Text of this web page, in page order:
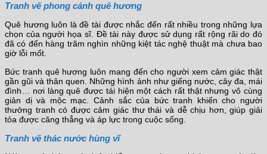
Tranh vẽ phong cảnh quê hương
Quê hương luôn là đề tài được nhắc đến rất nhiều trong những lựa
chọn của người họa sĩ. Đề tài này được sử dụng rất rộng rãi do đó
đã có đến hàng trăm nghìn những kiệt tác nghệ thuật mà chưa bao
giờ lỗi mốt.
Bức tranh quê hương luôn mang đến cho người xem cảm giác thật
gần gũi và thân quen. Những hình ảnh như giếng nước, cây đa, mái
đình… nơi làng quê được tái hiện một cách rất thật nhưng vô cùng
giản dị và mộc mạc. Cảnh sắc của bức tranh khiến cho người
thưởng tranh có được cảm giác thư thái và dễ chịu hơn, giúp giải
tỏa được căng thẳng và áp lực trong cuộc sống.
Tranh vẽ thác nước hùng vĩ